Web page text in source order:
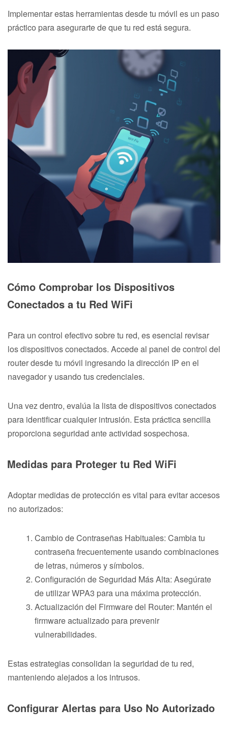
Implementar estas herramientas desde tu móvil es un paso
práctico para asegurarte de que tu red está segura.
Cómo Comprobar los Dispositivos
Conectados a tu Red WiFi
Para un control efectivo sobre tu red, es esencial revisar
los dispositivos conectados. Accede al panel de control del
router desde tu móvil ingresando la dirección IP en el
navegador y usando tus credenciales.
Una vez dentro, evalúa la lista de dispositivos conectados
para identificar cualquier intrusión. Esta práctica sencilla
proporciona seguridad ante actividad sospechosa.
Medidas para Proteger tu Red WiFi
Adoptar medidas de protección es vital para evitar accesos
no autorizados:
Cambio de Contraseñas Habituales: Cambia tu
contraseña frecuentemente usando combinaciones
de letras, números y símbolos.
Configuración de Seguridad Más Alta: Asegúrate
de utilizar WPA3 para una máxima protección.
Actualización del Firmware del Router: Mantén el
firmware actualizado para prevenir
vulnerabilidades.
Estas estrategias consolidan la seguridad de tu red,
manteniendo alejados a los intrusos.
Configurar Alertas para Uso No Autorizado